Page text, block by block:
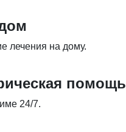
лечения на дому.
помощь
24/7.